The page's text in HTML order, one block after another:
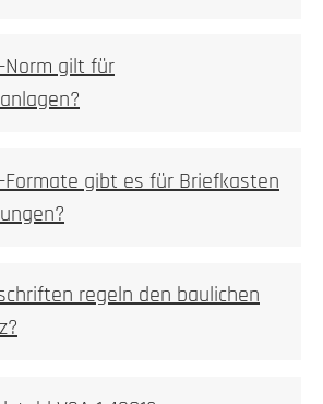
die Elektroinstallation aber immer
immer auf die vom Hersteller
Norm gilt für
Formate gibt es für Briefkasten
regeln den baulichen